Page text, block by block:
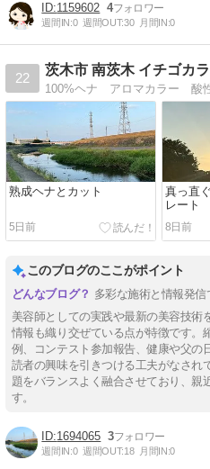
1159602 4
週間IN:0 週間OUT:30 月間IN:0
22
茨木市 南茨木 イチゴカ
熟成ヘナとカット
5日前
真っ直
レート
8日前
このブログのここがポイント
多彩な施術と情報発信
美容師としての実践や最新の美容技術
情報も織り交ぜている点が特徴です。
例、コンテスト参加報告、健康や父の
読者の興味を引きつける工夫がなされ
題をバランスよく融合させており、親
す。
1694065 3
週間IN:0 週間OUT:18 月間IN:0